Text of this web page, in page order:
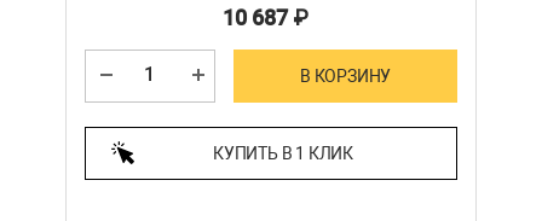
10 687₽
В КОРЗИНУ
КУПИТЬ В 1 КЛИК